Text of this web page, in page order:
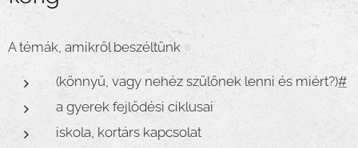
A témák, amikről beszéltünk
(könnyű, vagy nehéz szülőnek lenni és miért?)#
a gyerek fejlődési ciklusai
iskola, kortárs kapcsolat